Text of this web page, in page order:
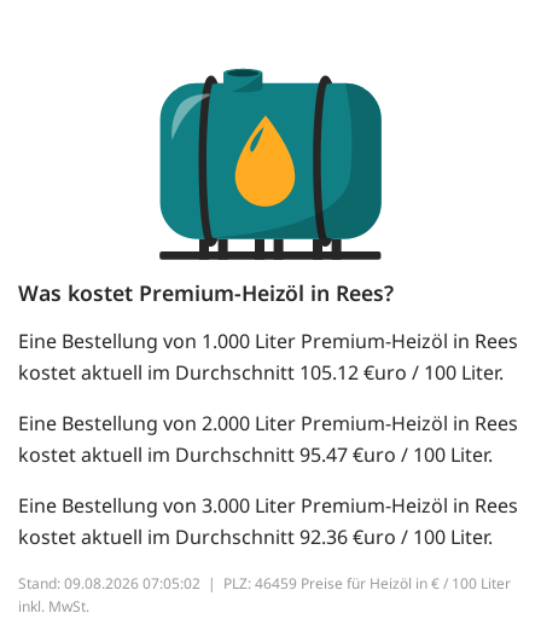
Was kostet Premium-Heizöl in Rees?
Eine Bestellung von 1.000 Liter Premium-Heizöl in Rees
kostet aktuell im Durchschnitt 105.12 €uro / 100 Liter.
Eine Bestellung von 2.000 Liter Premium-Heizöl in Rees
kostet aktuell im Durchschnitt 95.47 €uro / 100 Liter.
Eine Bestellung von 3.000 Liter Premium-Heizöl in Rees
kostet aktuell im Durchschnitt 92.36 €uro / 100 Liter.
Stand: 09.08.2026 07:05:02 | PLZ: 46459 Preise für Heizöl in € / 100 Liter
inkl. MwSt.